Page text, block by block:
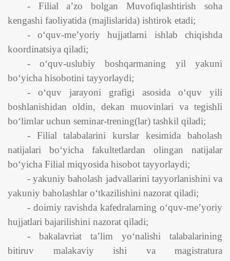
- Filial a’zo bolgan Muvofiqlashtirish soha
kengashi faoliyatida (majlislarida) ishtirok etadi;
- o‘quv-me’yoriy hujjatlarni ishlab chiqishda
koordinatsiya qiladi;
- o‘quv-uslubiy boshqarmaning yil yakuni
bo‘yicha hisobotini tayyorlaydi;
- o‘quv jarayoni grafigi asosida o‘quv yili
boshlanishidan oldin, dekan muovinlari va tegishli
bo‘limlar uchun seminar-trening(lar) tashkil qiladi;
- Filial talabalarini kurslar kesimida baholash
natijalari bo‘yicha fakultetlardan olingan natijalar
bo‘yicha Filial miqyosida hisobot tayyorlaydi;
- yakuniy baholash jadvallarini tayyorlanishini va
yakuniy baholashlar o‘tkazilishini nazorat qiladi;
- doimiy ravishda kafedralarning o‘quv-me’yoriy
hujjatlari bajarilishini nazorat qiladi;
- bakalavriat ta’lim yo‘nalishi talabalarining
bitiruv malakaviy ishi va magistratura